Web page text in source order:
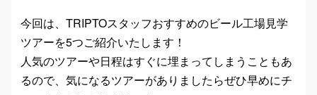
今回は、TRIPTOスタッフおすすめのビール工場見学
ツアーを5つご紹介いたします！
人気のツアーや日程はすぐに埋まってしまうこともあ
るので、気になるツアーがありましたらぜひ早めにチ